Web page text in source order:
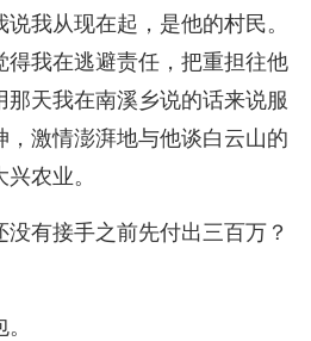
我从现在起，是他的村民。
得我在逃避责任，把重担往他
那天我在南溪乡说的话来说服
，激情澎湃地与他谈白云山的
农业。
有接手之前先付出三百万？